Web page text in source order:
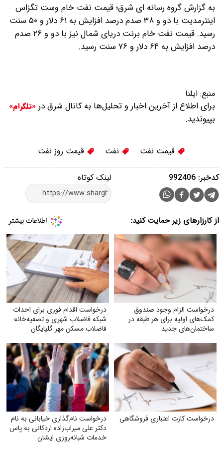
به گزارش گروه رسانه ای شرق؛ قیمت نفت خام وست تگزاس
اینترمدیت با دو و ۳۸ صدم درصد افزایش به ۶۱ دلار و ۵۰ سنت
رسید.
قیمت نفت خام برنت دریای شمال نیز با دو و ۲۶ صدم
درصد افزایش به ۶۴ دلار و ۷۶ سنت رسید.
منبع: ایلنا
برای اطلاع از آخرین اخبار و تحلیل‌ها به کانال شرق در «تلگرام»
بپیوندید.
قیمت نفت نفت قیمت روز نفت
لینک کوتاه کدخبر: 992406
از کارزارهای زیر حمایت کنید:
درخواست الزام وجود صندوق
کمک‌های اولیه برای هر طبقه در
ساختمان‌های جدید
درخواست اقدام فوری برای احداث
شبکه فاضلاب شهری و تصفیه‌خانه
فاضلاب مسکن مهر گلپایگان
درخواست کارت اعتباری فروشگاهی
درخواست نام‌گذاری خیابانی به نام
دکتر علی میراب‌زاده اردکانی به پاس
خدمات شبانه‌روزی ایشان